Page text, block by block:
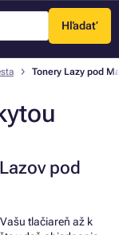
Hľadať
Menu
Tonery Lazy pod
pod
tlačiareň až k